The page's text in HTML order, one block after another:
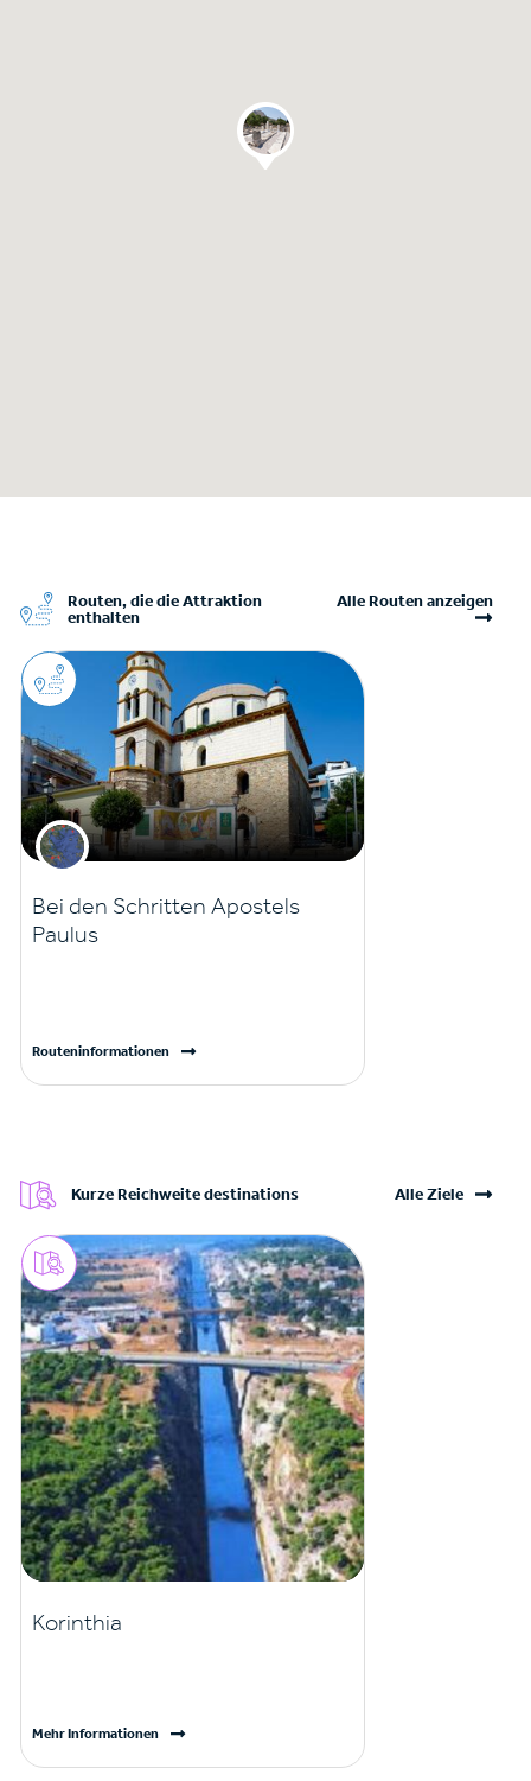
Routen, die die Attraktion
enthalten
Alle Routen anzeigen
Bei den Schritten Apostels
Paulus
Routeninformationen
Kurze Reichweite destinations Alle Ziele
Korinthia
Mehr Informationen